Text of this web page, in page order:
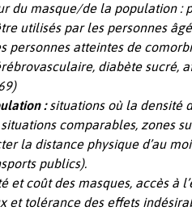
du masque/de la population:
utilisés par les personnes
personnes atteintes de
diabète sucré,
:situations où la densité
comparables, zones
la distance physique d’au
publics).
et coût des masques, accès à
et tolérance des effets